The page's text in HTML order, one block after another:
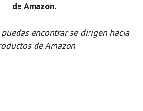
de Amazon.
encontrar se dirigen hacia
de Amazon